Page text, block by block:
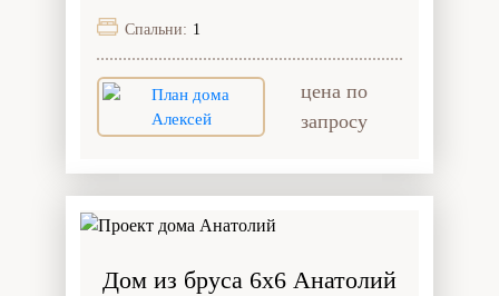
Спальни: 1
цена по
запросу
Дом из бруса 6x6 Анатолий